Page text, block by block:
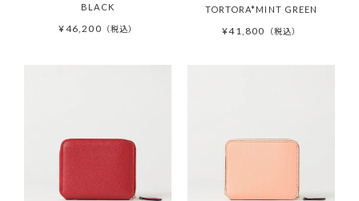
BLACK
¥46,200 税込
TORTORA*MINT GREEN
¥41,800 税込